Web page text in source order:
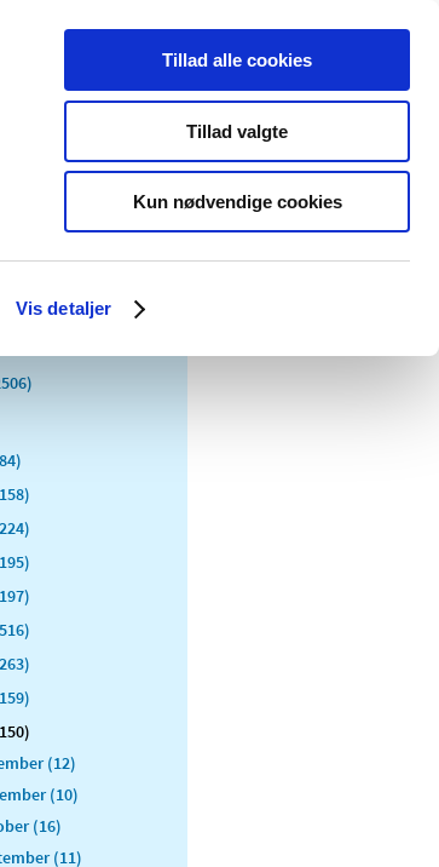
Vis detaljer
Tillad alle cookies
Tillad valgte
Kun nødvendige cookies
Særlige
produktområder
(12)
(10)
(16)
(11)